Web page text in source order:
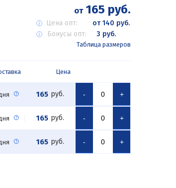
от165 руб.
Цена опт:
от 140 руб.
Бонусы опт:
3 руб.
Таблица размеров
Цена
165 руб. - +
165 руб. - +
165 руб. - +